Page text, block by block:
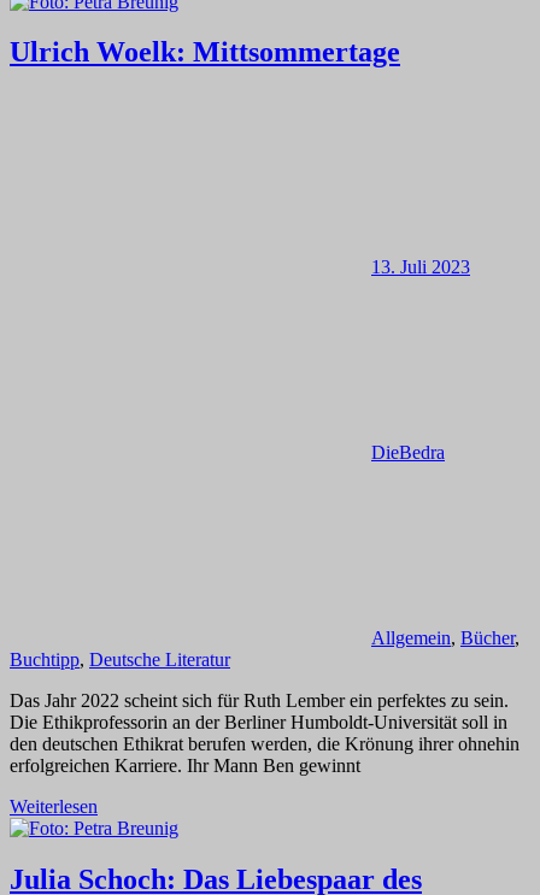
Ulrich Woelk: Mittsommertage
13. Juli 2023
DieBedra
Allgemein, Bücher,
Buchtipp, Deutsche Literatur
Das Jahr 2022 scheint sich für Ruth Lember ein perfektes zu sein.
Die Ethikprofessorin an der Berliner Humboldt-Universität soll in
den deutschen Ethikrat berufen werden, die Krönung ihrer ohnehin
erfolgreichen Karriere. Ihr Mann Ben gewinnt
Weiterlesen
Julia Schoch: Das Liebespaar des